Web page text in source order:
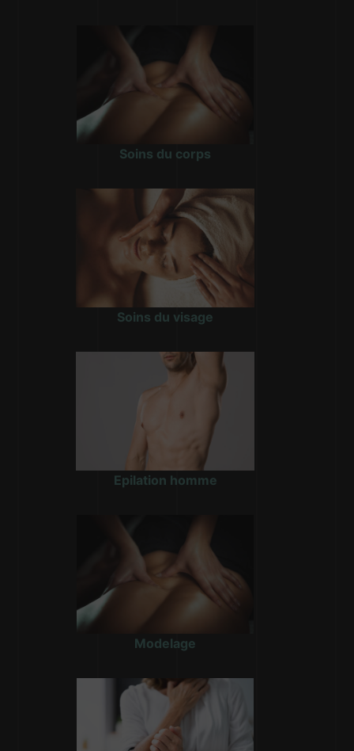
Soins du corps
Soins du visage
Epilation homme
Modelage